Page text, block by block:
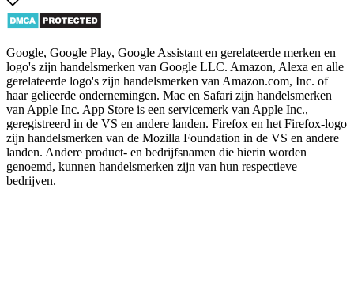
Google, Google Play, Google Assistant en gerelateerde merken en
logo's zijn handelsmerken van Google LLC. Amazon, Alexa en alle
gerelateerde logo's zijn handelsmerken van Amazon.com, Inc. of
haar gelieerde ondernemingen. Mac en Safari zijn handelsmerken
van Apple Inc. App Store is een servicemerk van Apple Inc.,
geregistreerd in de VS en andere landen. Firefox en het Firefox-logo
zijn handelsmerken van de Mozilla Foundation in de VS en andere
landen. Andere product- en bedrijfsnamen die hierin worden
genoemd, kunnen handelsmerken zijn van hun respectieve
bedrijven.